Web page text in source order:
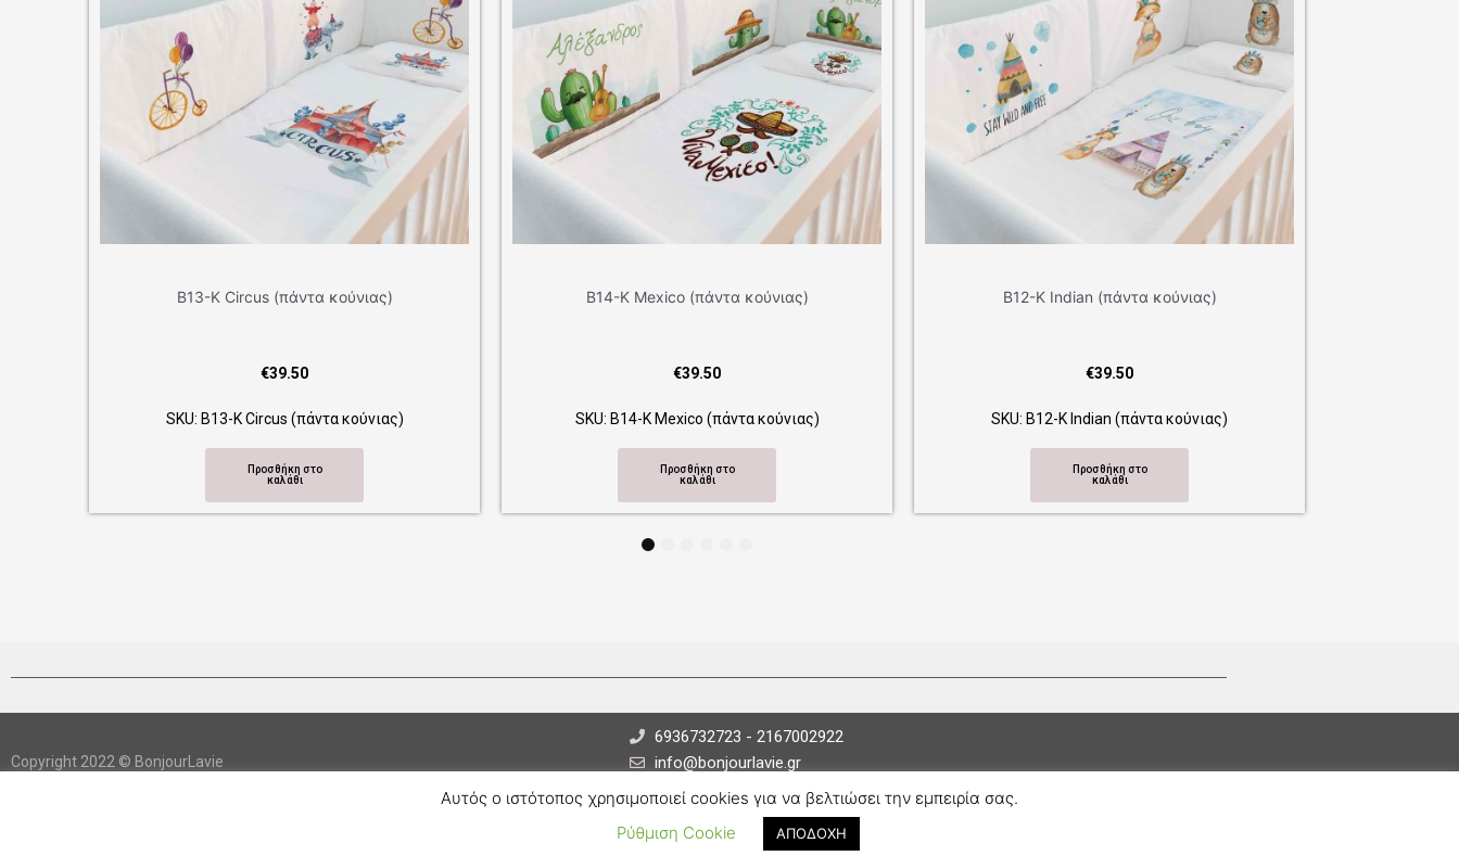
Β14-Κ Mexico (πάντα κούνιας)
SKU: Β14-Κ Mexico (πάντα κούνιας)
Β12-Κ Indian (πάντα κούνιας)
SKU: Β12-Κ Indian (πάντα κούνιας)
4
Copyright 2022 © BonjourLavie
6936732723 - 2167002922
info@bonjourlavie.gr
F
a
c
I
n
s
Αυτός ο ιστότοπος χρησιμοποιεί cookies για να βελτιώσει την εμπειρία σας.
Ρύθμιση Cookie
ΑΠΟΔΟΧΗ